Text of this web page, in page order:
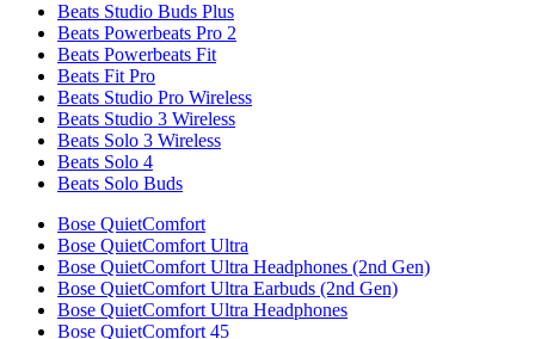
Beats Studio Buds Plus
Beats Powerbeats Pro 2
Beats Powerbeats Fit
Beats Fit Pro
Beats Studio Pro Wireless
Beats Studio 3 Wireless
Beats Solo 3 Wireless
Beats Solo 4
Beats Solo Buds
Bose QuietComfort
Bose QuietComfort Ultra
Bose QuietComfort Ultra Headphones (2nd Gen)
Bose QuietComfort Ultra Earbuds (2nd Gen)
Bose QuietComfort Ultra Headphones
Bose QuietComfort 45